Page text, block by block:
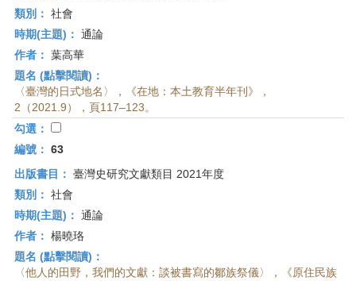
類別： 社會
時期(主題)： 通論
作者： 葉高華
題名 (點擊閱讀)：
〈臺灣的日式地名〉，《在地：本土教育半年刊》，
2（2021.9），頁117–123。
勾選：
編號： 63
出版書目： 臺灣史研究文獻類目 2021年度
類別： 社會
時期(主題)： 通論
作者： 楊曉珞
題名 (點擊閱讀)：
〈他人的田野，我們的文獻：談被書寫的鄒族祭儀〉，《原住民族